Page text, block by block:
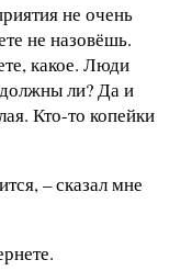
не очень
не назовёшь.
какое. Люди
ли? Да и
Кто-то копейки
– сказал мне